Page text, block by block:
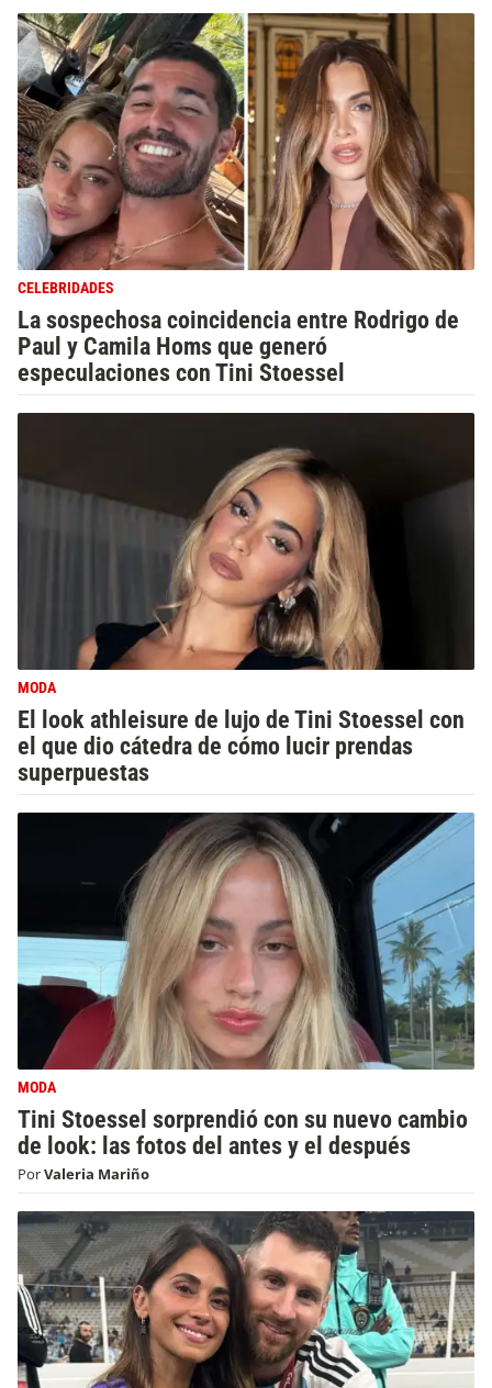
CELEBRIDADES
La sospechosa coincidencia entre Rodrigo de
Paul y Camila Homs que generó
especulaciones con Tini Stoessel
MODA
El look athleisure de lujo de Tini Stoessel con
el que dio cátedra de cómo lucir prendas
superpuestas
MODA
Tini Stoessel sorprendió con su nuevo cambio
de look: las fotos del antes y el después
PorValeria Mariño